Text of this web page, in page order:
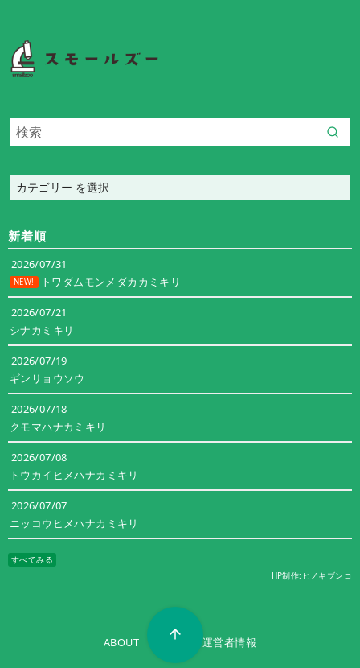
テ
リ
新着順
2026/07/31
NEW! トワダムモンメダカカミキリ
2026/07/21
シナカミキリ
2026/07/19
ギンリョウソウ
2026/07/18
クモマハナカミキリ
2026/07/08
トウカイヒメハナカミキリ
2026/07/07
ニッコウヒメハナカミキリ
すべてみる
HP制作:ヒノキブンコ
ABOUT 利用規約 運営者情報